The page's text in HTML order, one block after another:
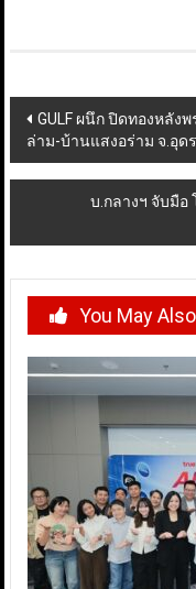
Post
navigation
GULF ผนึก ปิดทองหลั
ล่าม-บ้านแสงอร่าม จ.อุด
บ.กลางฯ จับมือ
You May